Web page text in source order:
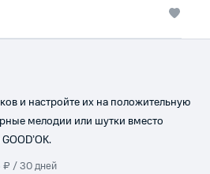
и настройте их на положительную
мелодии или шутки вместо
₽ / 30 дней